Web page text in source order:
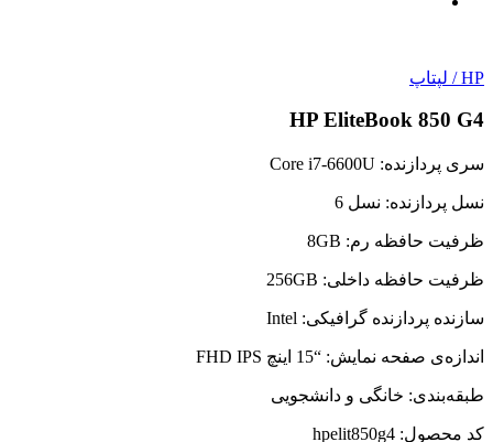
HP
/ لپتاپ
HP EliteBook 850 G4
سری پردازنده: Core i7-6600U
نسل پردازنده: نسل 6
ظرفیت حافظه رم: 8GB
ظرفیت حافظه داخلی: 256GB
سازنده پردازنده گرافیکی: Intel
اندازه‌ی صفحه نمایش: “15 اینچ FHD IPS
طبقه‌بندی: خانگی و دانشجویی
کد محصول: hpelit850g4